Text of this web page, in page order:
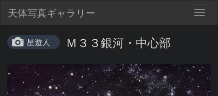
天体写真ギャラリー
星遊人 Ｍ３３銀河・中心部